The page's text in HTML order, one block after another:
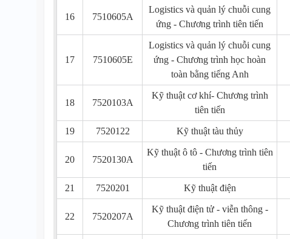
16 7510605A
Logistics và quản lý chuỗi cung
ứng - Chương trình tiên tiến
17 7510605E
Logistics và quản lý chuỗi cung
ứng - Chương trình học hoàn
toàn bằng tiếng Anh
18 7520103A
Kỹ thuật cơ khí- Chương trình
tiên tiến
19 7520122 Kỹ thuật tàu thủy
20 7520130A
Kỹ thuật ô tô - Chương trình tiên
tiến
21 7520201 Kỹ thuật điện
22 7520207A
Kỹ thuật điện tử - viễn thông -
Chương trình tiên tiến